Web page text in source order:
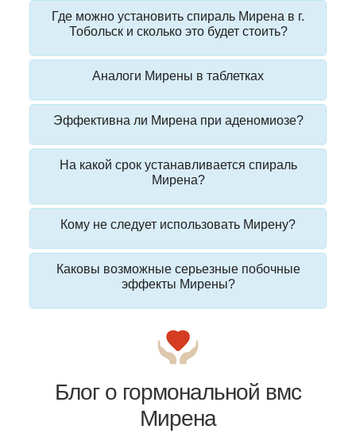
Где можно установить спираль Мирена в г.
Тобольск и сколько это будет стоить?
Аналоги Мирены в таблетках
Эффективна ли Мирена при аденомиозе?
На какой срок устанавливается спираль
Мирена?
Кому не следует использовать Мирену?
Каковы возможные серьезные побочные
эффекты Мирены?
Блог о гормональной вмс
Мирена